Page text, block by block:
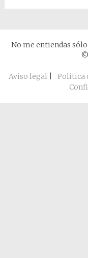
No me entiendas
©
Aviso legal| Política